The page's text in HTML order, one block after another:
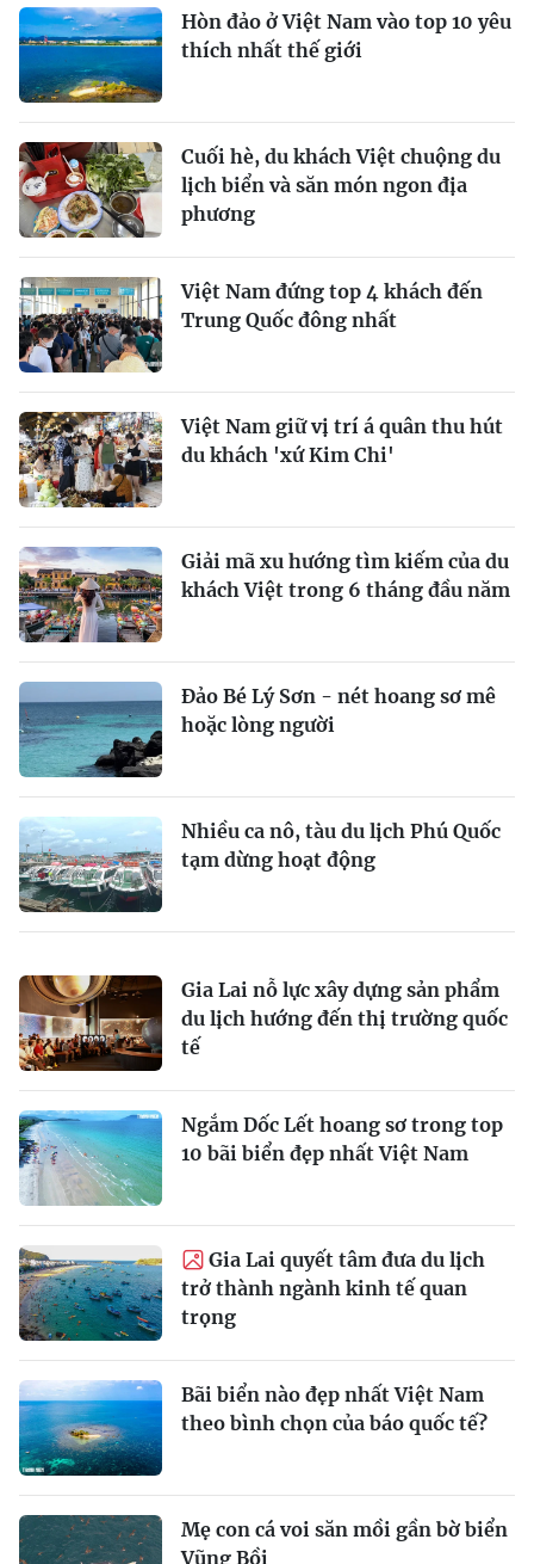
Hòn đảo ở Việt Nam vào top 10 yêu
thích nhất thế giới
Cuối hè, du khách Việt chuộng du
lịch biển và săn món ngon địa
phương
Việt Nam đứng top 4 khách đến
Trung Quốc đông nhất
Việt Nam giữ vị trí á quân thu hút
du khách 'xứ Kim Chi'
Giải mã xu hướng tìm kiếm của du
khách Việt trong 6 tháng đầu năm
Đảo Bé Lý Sơn - nét hoang sơ mê
hoặc lòng người
Nhiều ca nô, tàu du lịch Phú Quốc
tạm dừng hoạt động
Gia Lai nỗ lực xây dựng sản phẩm
du lịch hướng đến thị trường quốc
tế
Ngắm Dốc Lết hoang sơ trong top
10 bãi biển đẹp nhất Việt Nam
Gia Lai quyết tâm đưa du lịch
trở thành ngành kinh tế quan
trọng
Bãi biển nào đẹp nhất Việt Nam
theo bình chọn của báo quốc tế?
Mẹ con cá voi săn mồi gần bờ biển
Vũng Bồi